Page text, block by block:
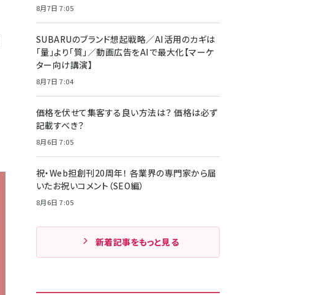
8月7日 7:05
SUBARUのブランド想起戦略／AI活用のカギは
「量」より「質」／動画広告をAIで最大化【マーケ
ター向け講演】
8月7日 7:04
価格を伏せて集客する良い方法は？ 価格は必ず
記載すべき？
8月6日 7:05
祝・Web担創刊20周年！ 各業界の専門家から届
いたお祝いコメント（SEO編）
8月6日 7:05
新着記事をもっと見る